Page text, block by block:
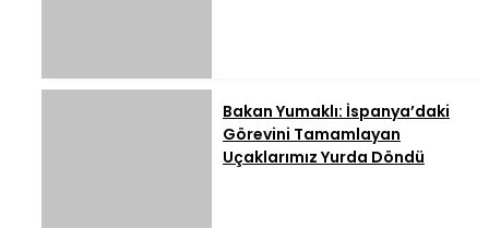
Bakan Yumaklı: İspanya’daki
Görevini Tamamlayan
Uçaklarımız Yurda Döndü